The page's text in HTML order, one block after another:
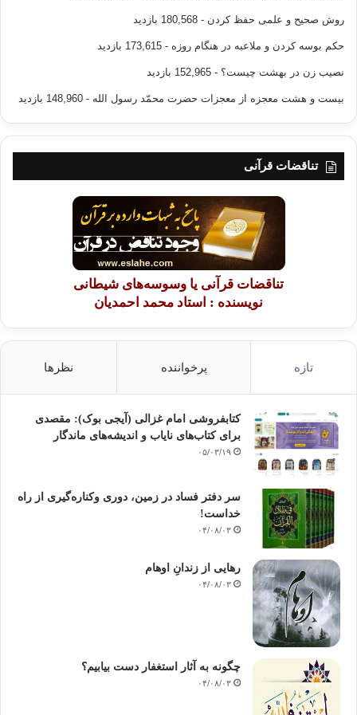
روش صحیح و علمی حفظ کردن - 180,568 بازدید
حکم بوسه کردن و ملاعبه در هنگام روزه - 173,615 بازدید
نصیب زن در بهشت چیست؟ - 152,965 بازدید
بیست و هشت معجزه از معجزات حضرت محمّد رسول الله - 148,960 بازدید
تناقضات قرآنی
تناقضات قرآنی یا وسوسه‌های شیطانی
نویسنده : استاد محمد احمدیان
تازه پرخواننده نظرها
کتابفروشی امام غزالی (آیجی بوک): مقصدی
برای کتاب‌های نایاب و اندیشه‌های ماندگار
۰۵/۰۳/۱۹
سر دفتر فساد در زمین‌، دوری وکناره‌گیری از راه
خداست‌!
۰۴/۰۸/۰۳
رهایی از زندانِ اوهام
۰۴/۰۸/۰۳
چگونه به آثار استغفار دست بیابیم؟
۰۴/۰۸/۰۳